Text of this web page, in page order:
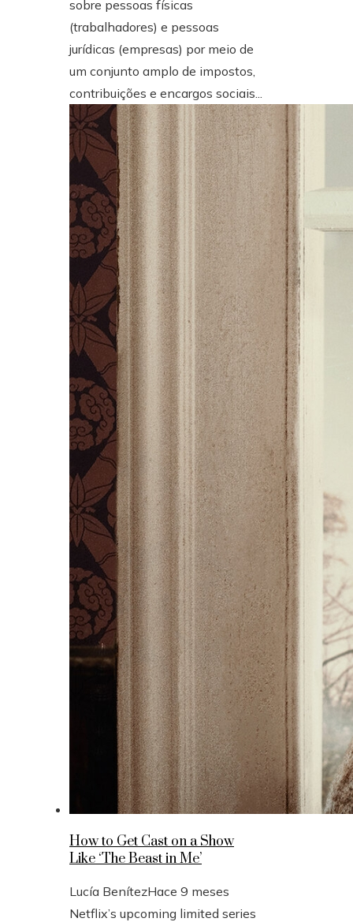
sobre pessoas físicas
(trabalhadores) e pessoas
jurídicas (empresas) por meio de
um conjunto amplo de impostos,
contribuições e encargos sociais...
How to Get Cast on a Show
Like ‘The Beast in Me’
Lucía BenítezHace 9 meses
Netflix’s upcoming limited series